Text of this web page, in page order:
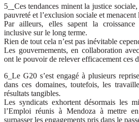
5_
Ces tendances minent la justice
pauvreté et l’exclusion sociale et menacent
Par ailleurs, elles sapent la
inclusive sur le long terme.
Rien de tout cela n’est pas inévitable
Les gouvernements, en collaboration
ont le pouvoir de relever efficacement ces
6_Le G20 s’est engagé à plusieurs
dans ces domaines, toutefois, les
résultats tangibles.
Les syndicats exhortent désormais les
l’Emploi réunis à Mendoza à mettre
surpasser les engagements pris dans le